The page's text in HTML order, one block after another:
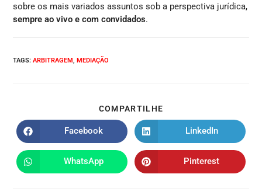
sobre os mais variados assuntos sob a perspectiva jurídica,
sempre ao vivo e com convidados.
TAGS:ARBITRAGEM, MEDIAÇÃO
COMPARTILHE
Facebook LinkedIn
WhatsApp Pinterest